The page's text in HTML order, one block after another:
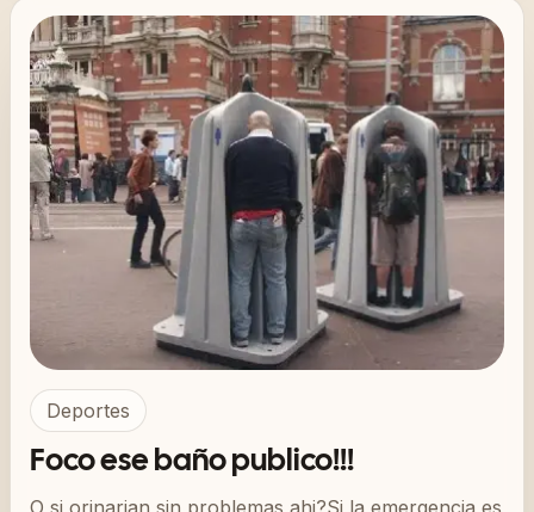
Deportes
Foco ese baño publico!!!